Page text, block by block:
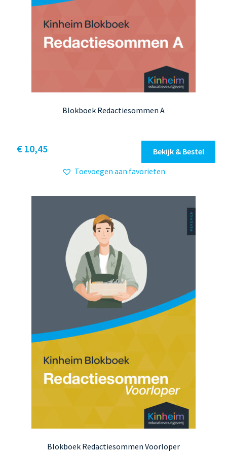
Blokboek Redactiesommen A
€ 10,45 Bekijk & Bestel
heeft
variaties.
optie
kan
gekozen
worden
op
de
productpagina
Toevoegen aan favorieten
Blokboek Redactiesommen Voorloper